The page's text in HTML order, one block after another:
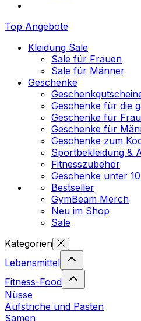
Top Angebote
Kleidung Sale
Sale für Frauen
Sale für Männer
Geschenke
Geschenke für die
Geschenke für
Geschenke für
Geschenke zum
Sportbekleidung &
Fitnesszubehör
Geschenke unter
Bestseller
GymBeam Merch
Neu im Shop
Sale
Kategorien
Lebensmittel
Fitness-Food
Nüsse
Aufstriche und Pasten
Samen